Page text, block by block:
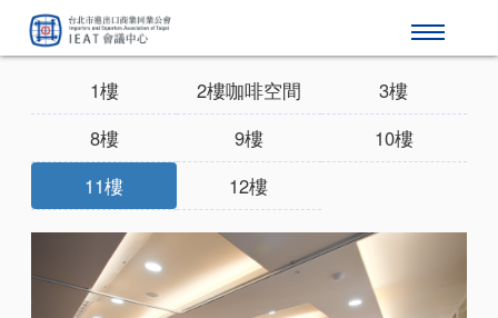
1樓 2樓咖啡空間
3樓
8樓
9樓
10樓
11樓
12樓
Previous Next